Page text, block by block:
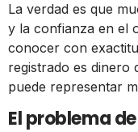
La verdad es que
y la confianza en el
conocer con
registrado es dinero
puede representar
El problema